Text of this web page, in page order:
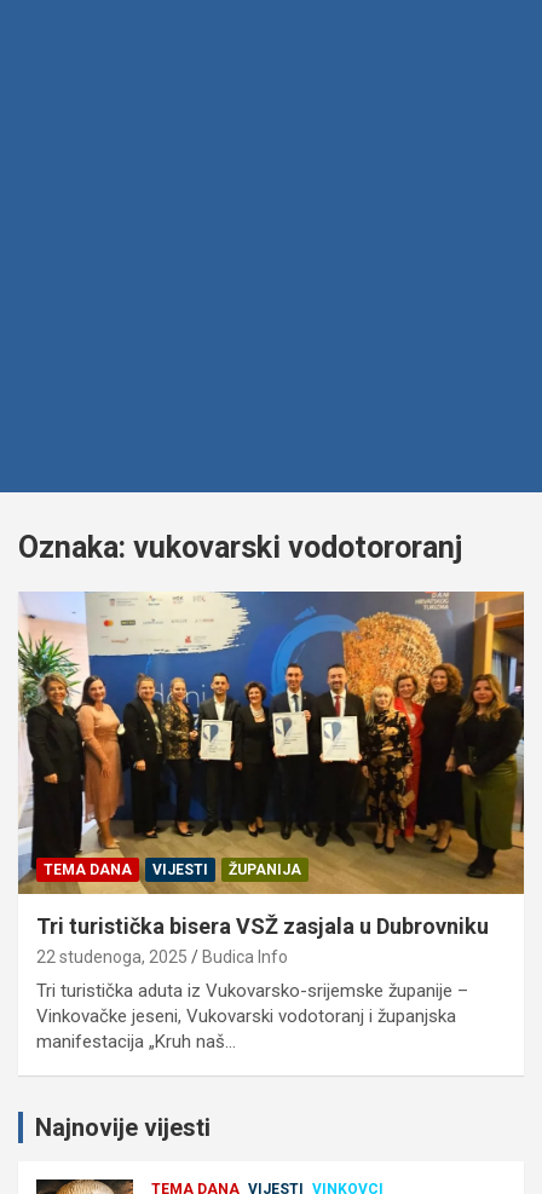
Oznaka: vukovarski vodotororanj
TEMA DANA VIJESTI ŽUPANIJA
Tri turistička bisera VSŽ zasjala u Dubrovniku
22 studenoga, 2025 Budica Info
Tri turistička aduta iz Vukovarsko-srijemske županije –
Vinkovačke jeseni, Vukovarski vodotoranj i županjska
manifestacija „Kruh naš…
Najnovije vijesti
TEMA DANA VIJESTI VINKOVCI